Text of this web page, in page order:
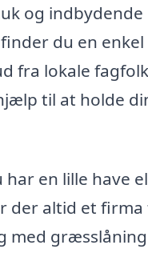
og
du en
fra lokale
til at holde
har en lille have
der altid et
med